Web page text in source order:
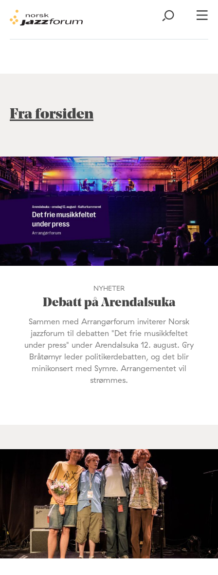
Fra forsiden
NYHETER
Debatt på Arendalsuka
Sammen med Arrangørforum inviterer Norsk
jazzforum til debatten "Det frie musikkfeltet
under press" under Arendalsuka 12. august. Gry
Bråtømyr leder politikerdebatten, og det blir
minikonsert med Symre. Arrangementet vil
strømmes.